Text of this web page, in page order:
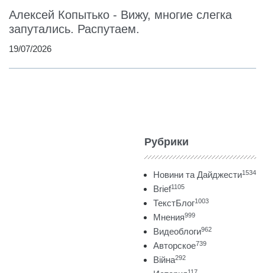
Алексей Копытько - Вижу, многие слегка
запутались. Распутаем.
19/07/2026
Рубрики
Новини та Дайджести1534
Brief1105
ТекстБлог1003
Мнения999
Видеоблоги962
Авторское739
Війна292